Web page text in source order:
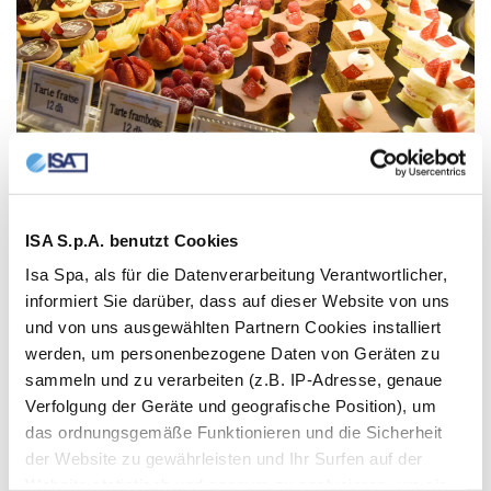
ISA S.p.A. benutzt Cookies
Isa Spa, als für die Datenverarbeitung Verantwortlicher,
informiert Sie darüber, dass auf dieser Website von uns
und von uns ausgewählten Partnern Cookies installiert
werden, um personenbezogene Daten von Geräten zu
sammeln und zu verarbeiten (z.B. IP-Adresse, genaue
Verfolgung der Geräte und geografische Position), um
das ordnungsgemäße Funktionieren und die Sicherheit
der Website zu gewährleisten und Ihr Surfen auf der